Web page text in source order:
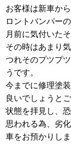
お客様は新車か
ロントバンパー
月前に気付いたそ
その時はあまり
つれそのプツプ
うです。
今までに修理塗
良いでしょうと
状態を拝見し、
思われる為、劣
車をお預かりしま